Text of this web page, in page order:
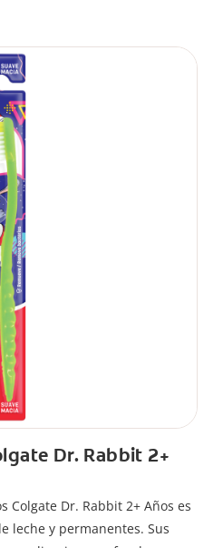
Dr. Rabbit 2+
Colgate Dr. Rabbit 2+ Años es
leche y permanentes. Sus